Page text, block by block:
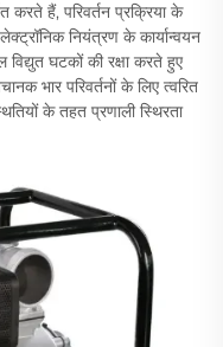
करते हैं, परिवर्तन प्रक्रिया के
नियंत्रण के कार्यान्वयन
घटकों की रक्षा करते हुए
भार परिवर्तनों के लिए त्वरित
के तहत प्रणाली स्थिरता